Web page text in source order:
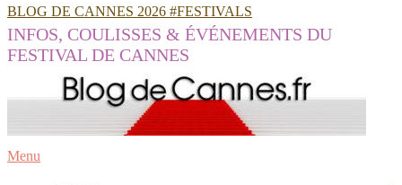
BLOG DE CANNES 2026 #FESTIVALS
INFOS, COULISSES & ÉVÉNEMENTS DU
FESTIVAL DE CANNES
Menu